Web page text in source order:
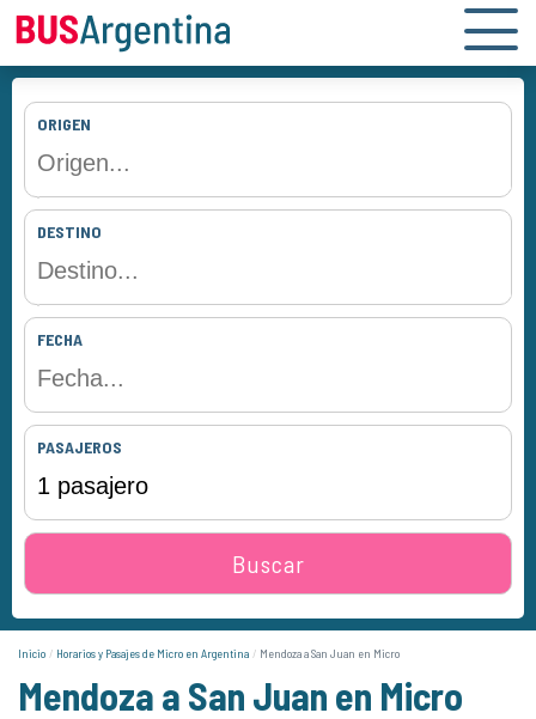
ORIGEN
DESTINO
FECHA
PASAJEROS
Buscar
Inicio Horarios y Pasajes de Micro en Argentina Mendoza a San Juan en Micro
Mendoza a San Juan en Micro